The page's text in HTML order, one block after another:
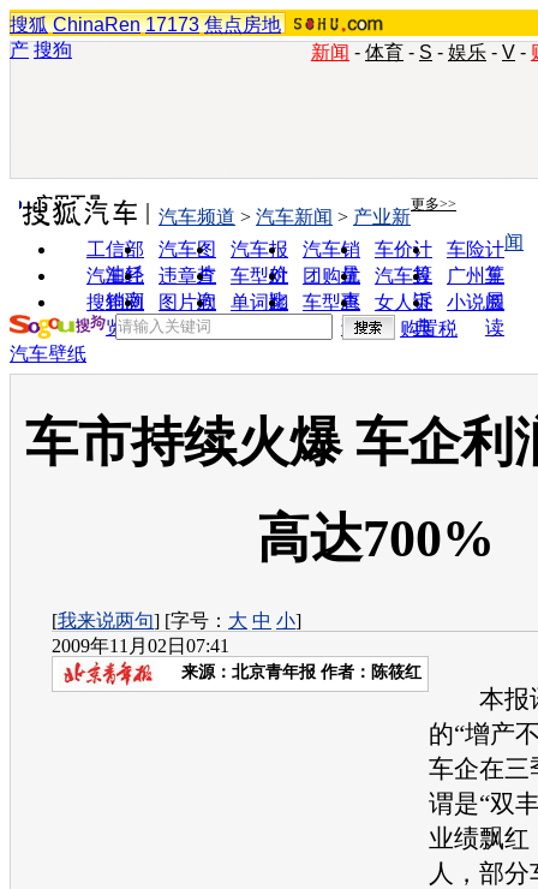
搜狐 ChinaRen 17173 焦点房地
产 搜狗 新闻 - 体育 - S - 娱乐 - V -
实用工具 更多>>
工信部
油耗
汽车图
片
汽车报
价
汽车销
量
车价计
算
车险计
算
汽车经
销商
违章查
询
车型对
比
团购优
惠
汽车投
诉
广州车
展
搜狗浏
览器
图片欣
赏
单词翻
车型查
询
女人宝
典
小说阅
读
汽车频道 > 汽车新闻 > 产业新
闻
购置税
汽车壁纸
车市持续火爆 车企利
高达700%
[我来说两句] [字号： 大 中 小]
2009年11月02日07:41
来源： 北京青年报 作者：陈筱红
本报
的“增产
车企在三
谓是“双
业绩飘红
人，部